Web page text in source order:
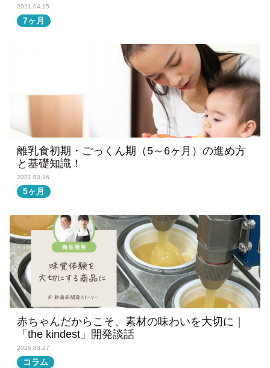
2021.04.15
7ヶ月
離乳食初期・ごっくん期（5～6ヶ月）の進め方
と基礎知識！
2021.03.16
5ヶ月
赤ちゃんだからこそ、素材の味わいを大切に｜
「the kindest」開発談話
2026.03.27
コラム